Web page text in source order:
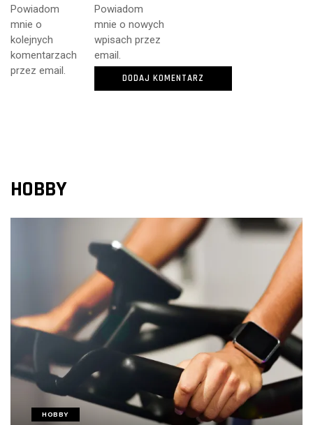
Powiadom
mnie o
kolejnych
komentarzach
przez email.
Powiadom
mnie o nowych
wpisach przez
email.
HOBBY
HOBBY